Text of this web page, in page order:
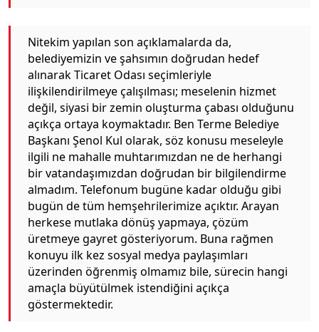
Nitekim yapılan son açıklamalarda da,
belediyemizin ve şahsımın doğrudan hedef
alınarak Ticaret Odası seçimleriyle
ilişkilendirilmeye çalışılması; meselenin hizmet
değil, siyasi bir zemin oluşturma çabası olduğunu
açıkça ortaya koymaktadır. Ben Terme Belediye
Başkanı Şenol Kul olarak, söz konusu meseleyle
ilgili ne mahalle muhtarımızdan ne de herhangi
bir vatandaşımızdan doğrudan bir bilgilendirme
almadım. Telefonum bugüne kadar olduğu gibi
bugün de tüm hemşehrilerimize açıktır. Arayan
herkese mutlaka dönüş yapmaya, çözüm
üretmeye gayret gösteriyorum. Buna rağmen
konuyu ilk kez sosyal medya paylaşımları
üzerinden öğrenmiş olmamız bile, sürecin hangi
amaçla büyütülmek istendiğini açıkça
göstermektedir.